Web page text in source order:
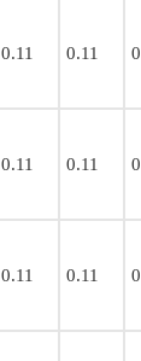
0.11 0.11
0.11 0.11
0.11 0.11